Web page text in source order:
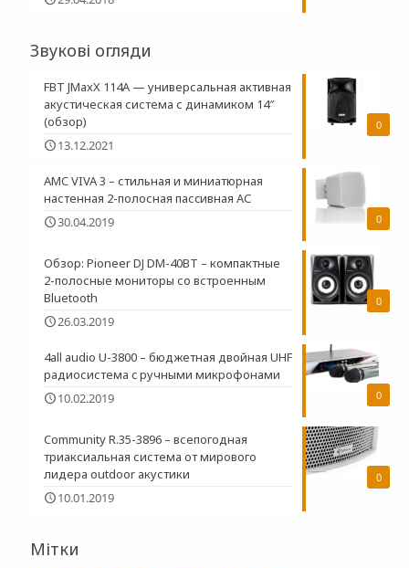
Звукові огляди
0
FBT JMaxX 114A — универсальная активная
акустическая система с динамиком 14″
(обзор)
13.12.2021
0
AMC VIVA 3 – стильная и миниатюрная
настенная 2-полосная пасcивная АС
30.04.2019
0
Обзор: Pioneer DJ DM-40BT – компактные
2-полосные мониторы со встроенным
Bluetooth
26.03.2019
0
4all audio U-3800 – бюджетная двойная UHF
радиосистема c ручными микрофонами
10.02.2019
0
Community R.35-3896 – всепогодная
триаксиальная система от мирового
лидера outdoor акустики
10.01.2019
Мітки